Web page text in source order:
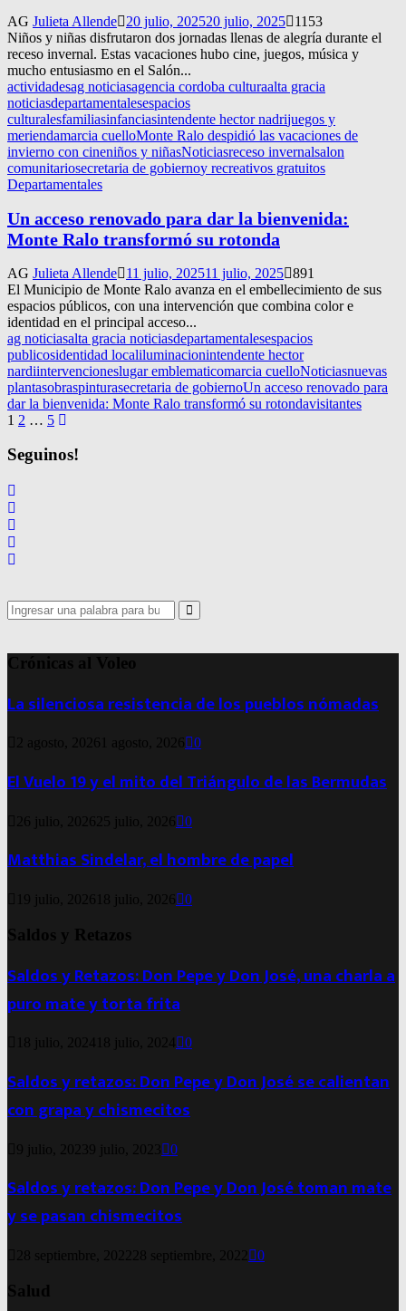
AG Julieta Allende 20 julio, 202520 julio, 2025
1153
Niños y niñas disfrutaron dos jornadas llenas de alegría durante el
receso invernal. Estas vacaciones hubo cine, juegos, música y
mucho entusiasmo en el Salón...
actividadesag noticiasagencia cordoba culturaalta gracia
noticiasdepartamentalesespacios
culturalesfamiliasinfanciasintendente hector nadrijuegos y
meriendamarcia cuelloMonte Ralo despidió las vacaciones de
invierno con cineniños y niñasNoticiasreceso invernalsalon
comunitariosecretaria de gobiernoy recreativos gratuitos
Departamentales
Un acceso renovado para dar la bienvenida:
Monte Ralo transformó su rotonda
AG Julieta Allende 11 julio, 202511 julio, 2025 891
El Municipio de Monte Ralo avanza en el embellecimiento de sus
espacios públicos, con una intervención que combina color e
identidad en el principal acceso...
ag noticiasalta gracia noticiasdepartamentalesespacios
publicosidentidad localiluminacionintendente hector
nardiintervencioneslugar emblematicomarcia cuelloNoticiasnuevas
plantasobraspinturasecretaria de gobiernoUn acceso renovado para
dar la bienvenida: Monte Ralo transformó su rotondavisitantes
Navegación
de
entradas
1 2 … 5
Seguinos!
Search
for:
Search
Crónicas al Voleo
La silenciosa resistencia de los pueblos nómadas
2 agosto, 2026 1 agosto, 2026 0
El Vuelo 19 y el mito del Triángulo de las Bermudas
26 julio, 2026 25 julio, 2026 0
Matthias Sindelar, el hombre de papel
19 julio, 2026 18 julio, 2026 0
Saldos y Retazos
Saldos y Retazos: Don Pepe y Don José, una charla a
puro mate y torta frita
18 julio, 2024 18 julio, 2024 0
Saldos y retazos: Don Pepe y Don José se calientan
con grapa y chismecitos
9 julio, 20239 julio, 2023 0
Saldos y retazos: Don Pepe y Don José toman mate
y se pasan chismecitos
28 septiembre, 2022 28 septiembre, 2022 0
Salud